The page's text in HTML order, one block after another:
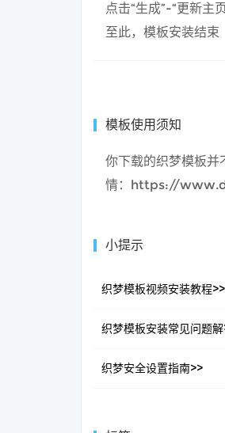
点击“生成”-“更新主
至此，模板安装结束
模板使用须知
你下载的织梦模板
情：https://
小提示
织梦模板视频安装教程>>
织梦模板安装常见问题
织梦安全设置指南>>